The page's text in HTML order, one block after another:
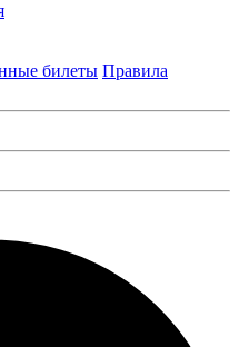
билеты Правила